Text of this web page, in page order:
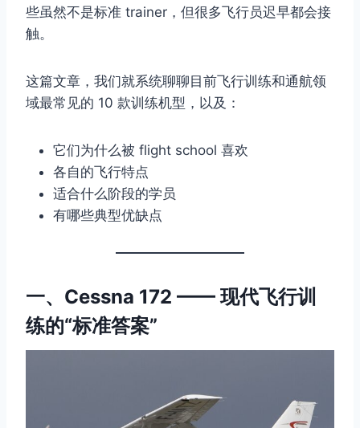
些虽然不是标准 trainer，但很多飞行员迟早都会接
触。
这篇文章，我们就系统聊聊目前飞行训练和通航领
域最常见的 10 款训练机型，以及：
它们为什么被 flight school 喜欢
各自的飞行特点
适合什么阶段的学员
有哪些典型优缺点
一、Cessna 172 —— 现代飞行训
练的“标准答案”